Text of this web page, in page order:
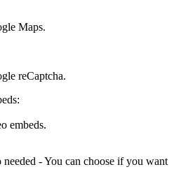
Maps.
reCaptcha.
embeds.
- You can choose if you want